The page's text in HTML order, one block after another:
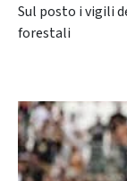
Sul posto i vigili
forestali